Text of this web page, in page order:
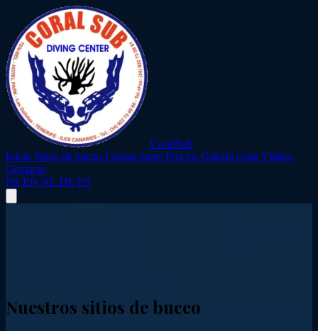
CoralSub
Inicio Sitios de buceo Formaciones Precios Galeria Guia Vidéos
Contacto
FR EN NL DE ES
Nuestros sitios de buceo